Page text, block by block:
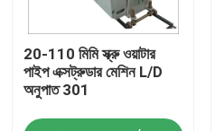
20-110 মিমি স্ক্রু ওয়াটার
পাইপ এক্সট্রুডার মেশিন L/D
অনুপাত 301